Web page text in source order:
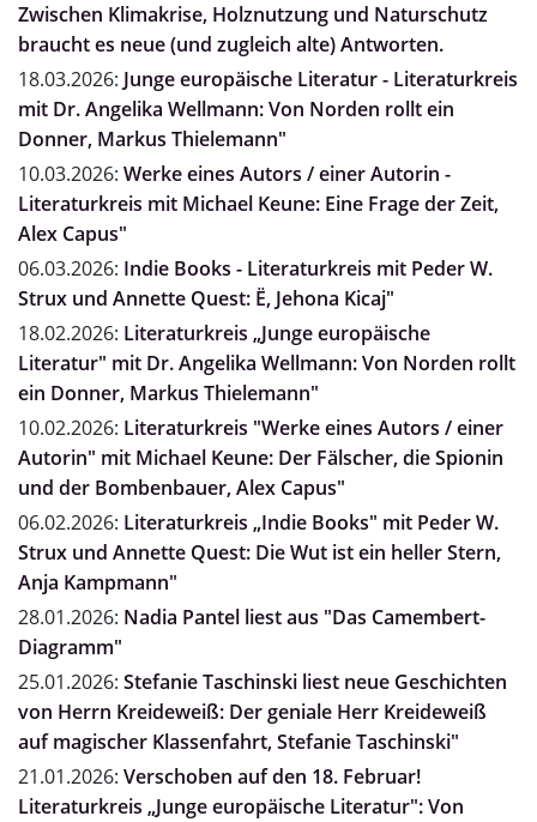
Zwischen Klimakrise, Holznutzung und Naturschutz
braucht es neue (und zugleich alte) Antworten.
18.03.2026: Junge europäische Literatur - Literaturkreis
mit Dr. Angelika Wellmann: Von Norden rollt ein
Donner, Markus Thielemann"
10.03.2026: Werke eines Autors / einer Autorin -
Literaturkreis mit Michael Keune: Eine Frage der Zeit,
Alex Capus"
06.03.2026: Indie Books - Literaturkreis mit Peder W.
Strux und Annette Quest: Ë, Jehona Kicaj"
18.02.2026: Literaturkreis „Junge europäische
Literatur" mit Dr. Angelika Wellmann: Von Norden rollt
ein Donner, Markus Thielemann"
10.02.2026: Literaturkreis "Werke eines Autors / einer
Autorin" mit Michael Keune: Der Fälscher, die Spionin
und der Bombenbauer, Alex Capus"
06.02.2026: Literaturkreis „Indie Books" mit Peder W.
Strux und Annette Quest: Die Wut ist ein heller Stern,
Anja Kampmann"
28.01.2026: Nadia Pantel liest aus "Das Camembert-
Diagramm"
25.01.2026: Stefanie Taschinski liest neue Geschichten
von Herrn Kreideweiß: Der geniale Herr Kreideweiß
auf magischer Klassenfahrt, Stefanie Taschinski"
21.01.2026: Verschoben auf den 18. Februar!
Literaturkreis „Junge europäische Literatur": Von